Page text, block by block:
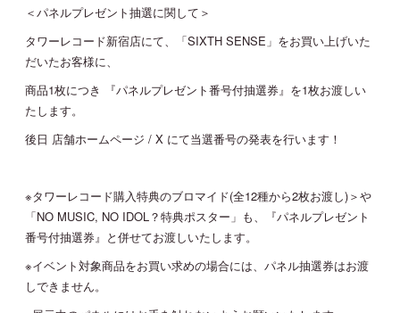
MAIL MAGAZINE
BIRTHDAY MAIL
＜パネルプレゼント抽選に関して＞
タワーレコード新宿店にて、「SIXTH SENSE」をお買い上げいた
だいたお客様に、
商品1枚につき 『パネルプレゼント番号付抽選券』を1枚お渡しい
たします。
後日 店舗ホームページ / X にて当選番号の発表を行います！
※タワーレコード購入特典のブロマイド(全12種から2枚お渡し)＞や
「NO MUSIC, NO IDOL？特典ポスター」も、『パネルプレゼント
番号付抽選券』と併せてお渡しいたします。
※イベント対象商品をお買い求めの場合には、パネル抽選券はお渡
しできません。